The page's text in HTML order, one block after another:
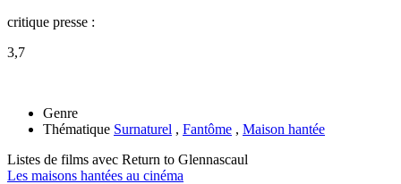
critique presse :
3,7
Genre
Thématique Surnaturel , Fantôme , Maison hantée
Listes de films avec Return to Glennascaul
Les maisons hantées au cinéma